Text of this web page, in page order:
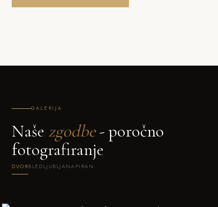
GALERIJA
Naše zgodbe- poročno
fotografiranje
DVORBLED LJUBLJANA PIRAN